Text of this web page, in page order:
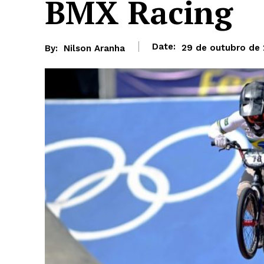
BMX Racing
By: Nilson Aranha Date: 29 de outubro de